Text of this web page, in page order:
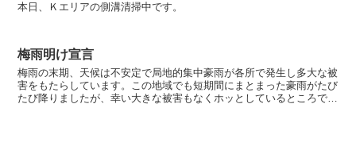
本日、Ｋエリアの側溝清掃中です。
梅雨明け宣言
梅雨の末期、天候は不安定で局地的集中豪雨が各所で発生し多大な被
害をもたらしています。この地域でも短期間にまとまった豪雨がたび
たび降りましたが、幸い大きな被害もなくホッとしているところで